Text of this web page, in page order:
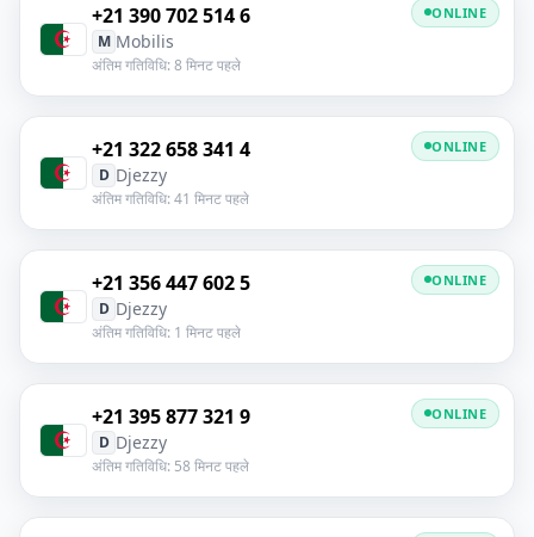
+21 390 702 514 6
M Mobilis
अंतिम गतिविधि: 8 मिनट पहले
ONLINE
+21 322 658 341 4
D Djezzy
अंतिम गतिविधि: 41 मिनट पहले
ONLINE
+21 356 447 602 5
D Djezzy
अंतिम गतिविधि: 1 मिनट पहले
ONLINE
+21 395 877 321 9
D Djezzy
अंतिम गतिविधि: 58 मिनट पहले
ONLINE